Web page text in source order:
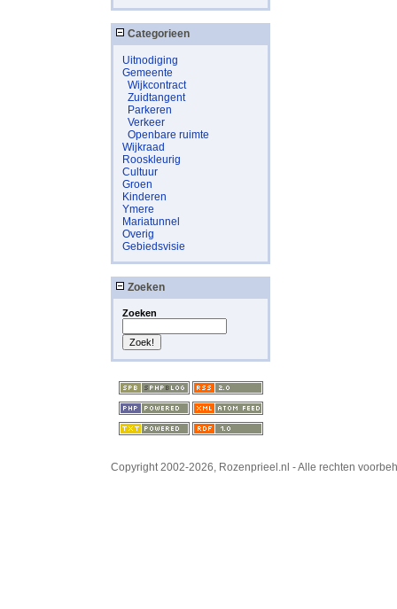
Categorieen
Uitnodiging
Gemeente
Wijkcontract
Zuidtangent
Parkeren
Verkeer
Openbare ruimte
Wijkraad
Rooskleurig
Cultuur
Groen
Kinderen
Ymere
Mariatunnel
Overig
Gebiedsvisie
Zoeken
Zoeken
Copyright 2002-2026, Rozenprieel.nl - Alle rechten